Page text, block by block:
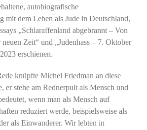
autobiografische
mit dem Leben als Jude in Deutschland,
„Schlaraffenland abgebrannt – Von
Zeit“ und „Judenhass – 7. Oktober
erschienen.
knüpfte Michel Friedman an diese
er stehe am Rednerpult als Mensch und
wenn man als Mensch auf
reduziert werde, beispielsweise als
als Einwanderer. Wir lebten in